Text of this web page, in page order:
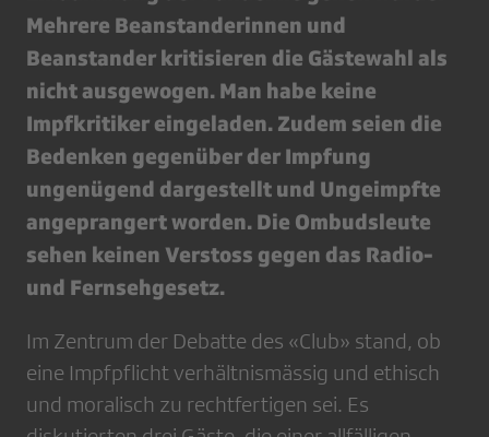
Mehrere Beanstanderinnen und
Beanstander kritisieren die Gästewahl als
nicht ausgewogen. Man habe keine
Impfkritiker eingeladen. Zudem seien die
Bedenken gegenüber der Impfung
ungenügend dargestellt und Ungeimpfte
angeprangert worden. Die Ombudsleute
sehen keinen Verstoss gegen das Radio-
und Fernsehgesetz.
Im Zentrum der Debatte des «Club» stand, ob
eine Impfpflicht verhältnismässig und ethisch
und moralisch zu rechtfertigen sei. Es